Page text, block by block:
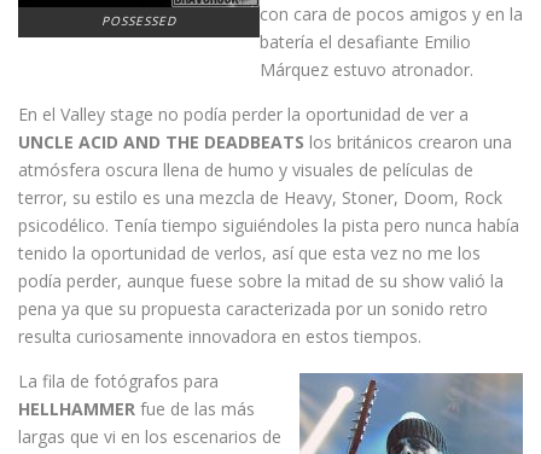
POSSESSED
con cara de pocos amigos y en la
batería el desafiante Emilio
Márquez estuvo atronador.
En el Valley stage no podía perder la oportunidad de ver a
UNCLE ACID AND THE DEADBEATS los británicos crearon una
atmósfera oscura llena de humo y visuales de películas de
terror, su estilo es una mezcla de Heavy, Stoner, Doom, Rock
psicodélico. Tenía tiempo siguiéndoles la pista pero nunca había
tenido la oportunidad de verlos, así que esta vez no me los
podía perder, aunque fuese sobre la mitad de su show valió la
pena ya que su propuesta caracterizada por un sonido retro
resulta curiosamente innovadora en estos tiempos.
La fila de fotógrafos para
HELLHAMMER fue de las más
largas que vi en los escenarios de